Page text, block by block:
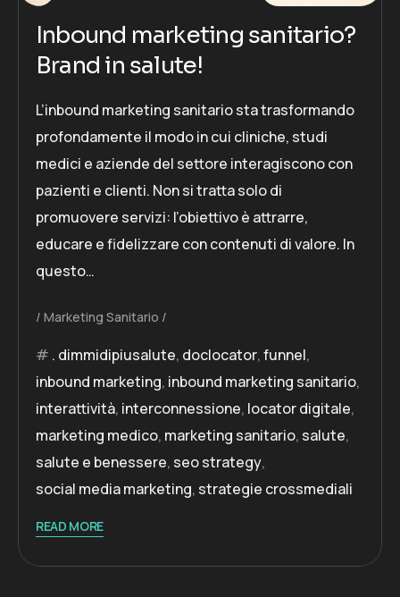
Inbound marketing sanitario?
Brand in salute!
L’inbound marketing sanitario sta trasformando
profondamente il modo in cui cliniche, studi
medici e aziende del settore interagiscono con
pazienti e clienti. Non si tratta solo di
promuovere servizi: l’obiettivo è attrarre,
educare e fidelizzare con contenuti di valore. In
questo…
Marketing Sanitario
. dimmidipiusalute, doclocator,funnel,
inbound marketing, inbound marketing sanitario,
interattività, interconnessione, locator digitale,
marketing medico, marketing sanitario, salute,
salute e benessere, seo strategy,
social media marketing, strategie crossmediali
READ MORE